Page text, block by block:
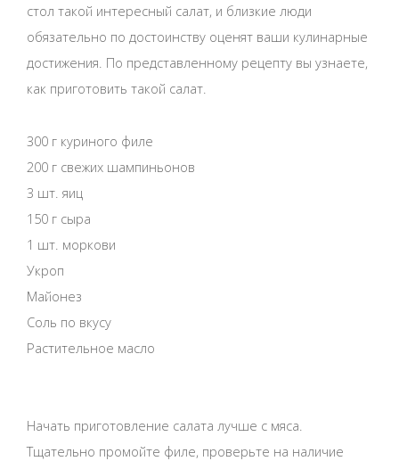
стол такой интересный салат, и близкие люди
обязательно по достоинству оценят ваши кулинарные
достижения. По представленному рецепту вы узнаете,
как приготовить такой салат.
300 г куриного филе
200 г свежих шампиньонов
3 шт. яиц
150 г сыра
1 шт. моркови
Укроп
Майонез
Соль по вкусу
Растительное масло
Начать приготовление салата лучше с мяса.
Тщательно промойте филе, проверьте на наличие